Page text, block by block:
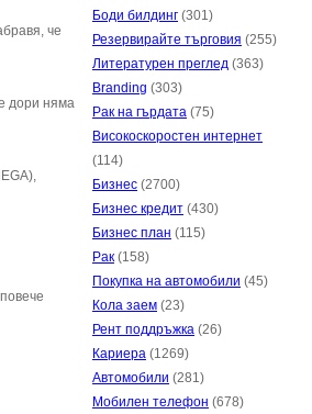
че
дори няма
Боди билдинг (301)
Резервирайте търговия (255)
Литературен преглед (363)
Branding (303)
Рак на гърдата (75)
Високоскоростен интернет
(114)
Бизнес (2700)
Бизнес кредит (430)
Бизнес план (115)
Рак (158)
Покупка на автомобили (45)
Кола заем (23)
Рент поддръжка (26)
Кариера (1269)
Автомобили (281)
Мобилен телефон (678)